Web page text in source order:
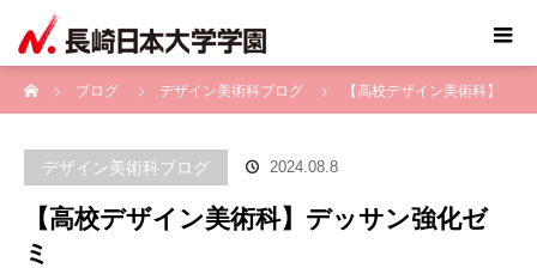
ブログ
デザイン美術科ブログ 【高校デザイン美術科】
デザイン美術科ブログ 2024.08.8
【高校デザイン美術科】デッサン強化ゼ
ミ